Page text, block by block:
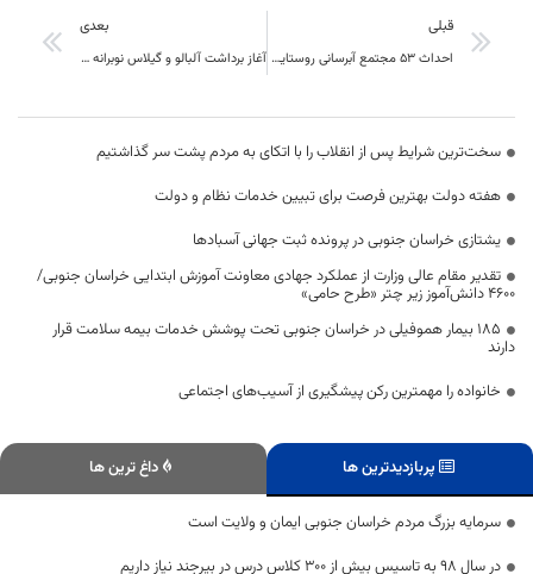
قبلی
احداث ۵۳ مجتمع آبرسانی روستایی در استان
بعدی
آغاز برداشت آلبالو و گیلاس نوبرانه از باغات خراسان جنوبی
سخت‌ترین شرایط پس از انقلاب را با اتکای به مردم پشت سر گذاشتیم
هفته دولت بهترین فرصت برای تبیین خدمات نظام و دولت
یشتازی خراسان جنوبی در پرونده ثبت جهانی آسبادها
تقدیر مقام عالی وزارت از عملکرد جهادی معاونت آموزش ابتدایی خراسان جنوبی/
۴۶۰۰ دانش‌آموز زیر چتر «طرح حامی»
۱۸۵ بیمار هموفیلی در خراسان جنوبی تحت پوشش خدمات بیمه سلامت قرار
دارند
خانواده را مهمترین رکن پیشگیری از آسیب‌های اجتماعی
پربازدیدترین ها داغ ترین ها
سرمایه بزرگ مردم خراسان جنوبی ایمان و ولایت است
در سال 98 به تاسیس بیش از 300 کلاس درس در بیرجند نیاز داریم